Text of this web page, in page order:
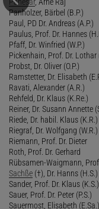
Panholzer, Bärbel (B.P.)
Paul, PD Dr. Andreas (A.P.)
Paulus, Prof. Dr. Hannes
Pfaff, Dr. Winfried (W.P.)
Pickenhain, Prof. Dr. Lothar
Probst, Dr. Oliver (O.P.)
Ramstetter, Dr. Elisabeth
Ravati, Alexander (A.R.)
Rehfeld, Dr. Klaus (K.Re.)
Reiner, Dr. Susann Annette
Riede, Dr. habil. Klaus (K.R.)
Riegraf, Dr. Wolfgang (W.R.)
Riemann, Prof. Dr. Dieter
Roth, Prof. Dr. Gerhard
Rübsamen-Waigmann,
Sachße (†), Dr. Hanns (H.S.)
Sander, Prof. Dr. Klaus (K.S.)
Sauer, Prof. Dr. Peter (P.S.)
Sauermost, Elisabeth (E.Sa.)